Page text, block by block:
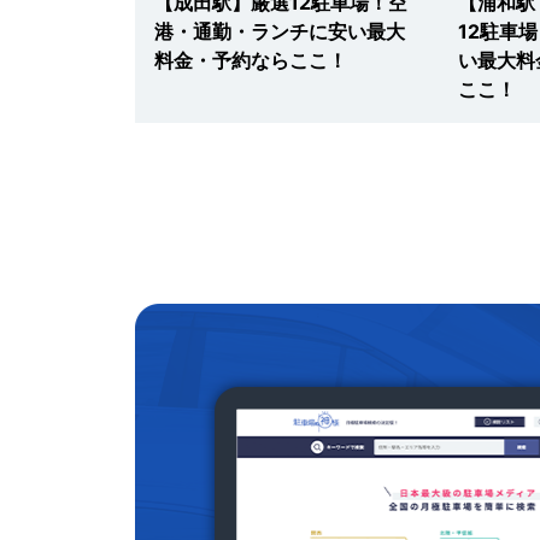
港・通勤・ランチに安い最大
料金・予約ならここ！
12駐車
い最大
ここ！